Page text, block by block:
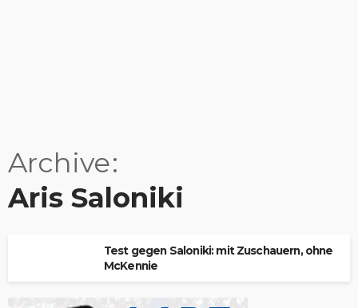
Archive
Aris Saloniki
Test gegen Saloniki: mit Zuschauern, ohne
McKennie